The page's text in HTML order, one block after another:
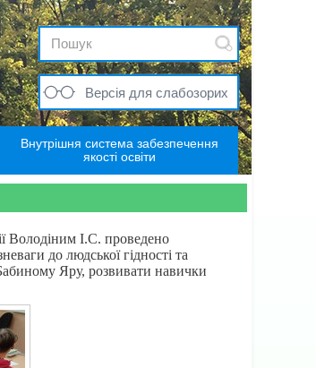
Версія для слабозорих
Внутрішня система забезпечення
якості освіти
І.С. проведено
до людської гідності та
Бабиному Яру, розвивати навички